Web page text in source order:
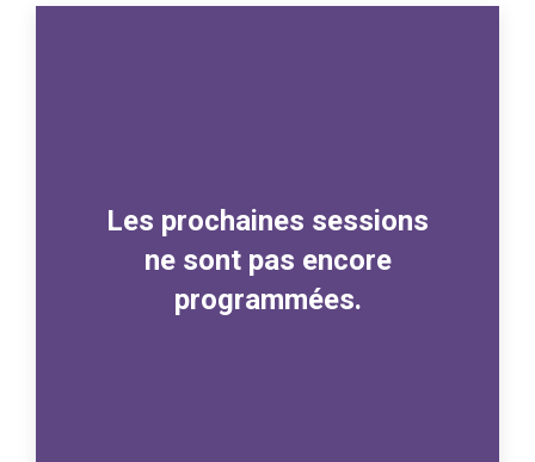
Les prochaines sessions
ne sont pas encore
programmées.